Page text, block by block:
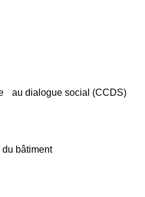
au dialogue social (CCDS)
bâtiment